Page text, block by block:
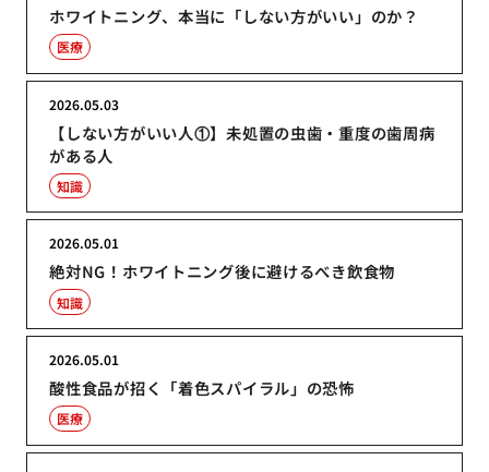
ホワイトニング、本当に「しない方がいい」のか？
医療
【しない方がいい人①】未処置の虫歯・重度の歯周病
がある人
2026.05.03
知識
絶対NG！ホワイトニング後に避けるべき飲食物
2026.05.01
知識
酸性食品が招く「着色スパイラル」の恐怖
2026.05.01
医療